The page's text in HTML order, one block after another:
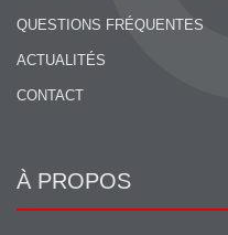
QUESTIONS FRÉQUENTES
ACTUALITÉS
CONTACT
À PROPOS